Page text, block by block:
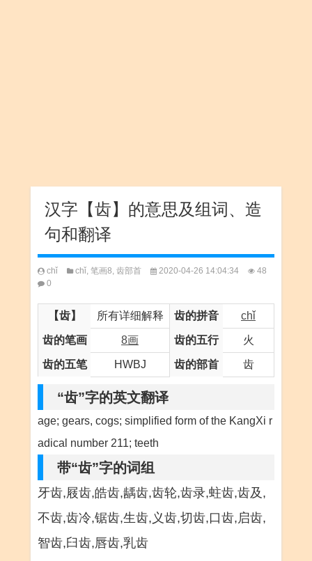
汉字【齿】的意思及组词、造
句和翻译
chǐ chǐ, 笔画8, 齿部首 2020-04-26 14:04:34
48
0
【齿】 所有详细解释 齿的拼音 chǐ
齿的笔画 8画 齿的五行 火
齿的五笔 HWBJ 齿的部首 齿
“齿”字的英文翻译
age; gears, cogs; simplified form of the KangXi r
adical number 211; teeth
带“齿”字的词组
牙齿,屐齿,皓齿,龋齿,齿轮,齿录,蛀齿,齿及,
不齿,齿冷,锯齿,生齿,义齿,切齿,口齿,启齿,
智齿,臼齿,唇齿,乳齿